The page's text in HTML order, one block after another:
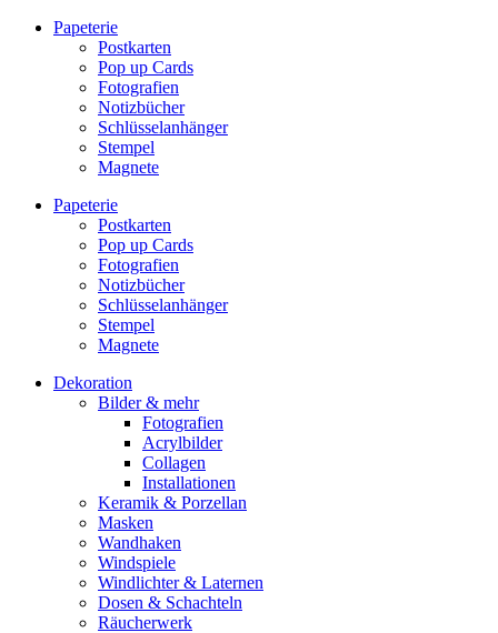
Papeterie
Postkarten
Pop up Cards
Fotografien
Notizbücher
Schlüsselanhänger
Stempel
Magnete
Papeterie
Postkarten
Pop up Cards
Fotografien
Notizbücher
Schlüsselanhänger
Stempel
Magnete
Dekoration
Bilder & mehr
Fotografien
Acrylbilder
Collagen
Installationen
Keramik & Porzellan
Masken
Wandhaken
Windspiele
Windlichter & Laternen
Dosen & Schachteln
Räucherwerk